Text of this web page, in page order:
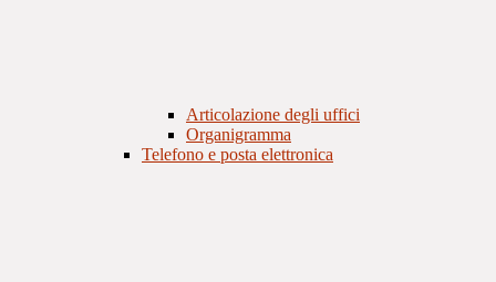
Articolazione degli uffici
Organigramma
Telefono e posta elettronica